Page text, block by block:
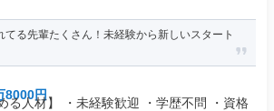
てる先輩たくさん！未経験から新しいスタート
8000円
る人材】 ・未経験歓迎 ・学歴不問 ・資格